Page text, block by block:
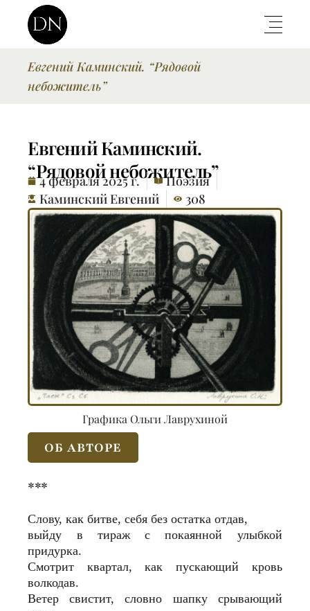
Евгений Каминский. “Рядовой
небожитель”
Евгений Каминский.
“Рядовой небожитель”
4 февраля 2025 г.
Поэзия
Каминский Евгений
308
Графика Ольги Лаврухиной
ОБ АВТОРЕ
***
Слову, как битве, себя без остатка отдав,
выйду в тираж с покаянной улыбкой
придурка.
Смотрит квартал, как пускающий кровь
волкодав.
Ветер свистит, словно шапку срывающий